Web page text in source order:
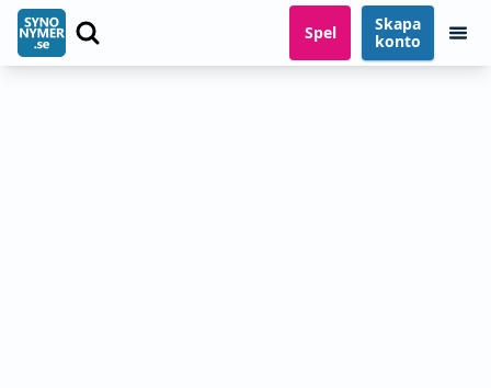
Spel
Skapa
konto